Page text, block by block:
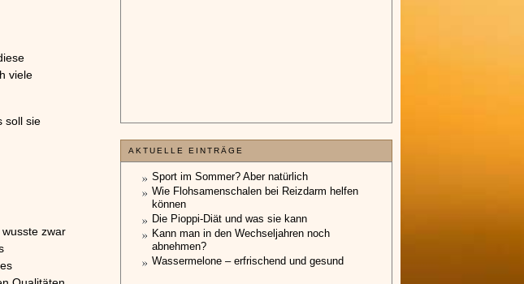
viele
soll sie
zwar
AKTUELLE EINTRÄGE
Sport im Sommer? Aber natürlich
Wie Flohsamenschalen bei Reizdarm helfen
können
Die Pioppi-Diät und was sie kann
Kann man in den Wechseljahren noch
abnehmen?
Wassermelone – erfrischend und gesund